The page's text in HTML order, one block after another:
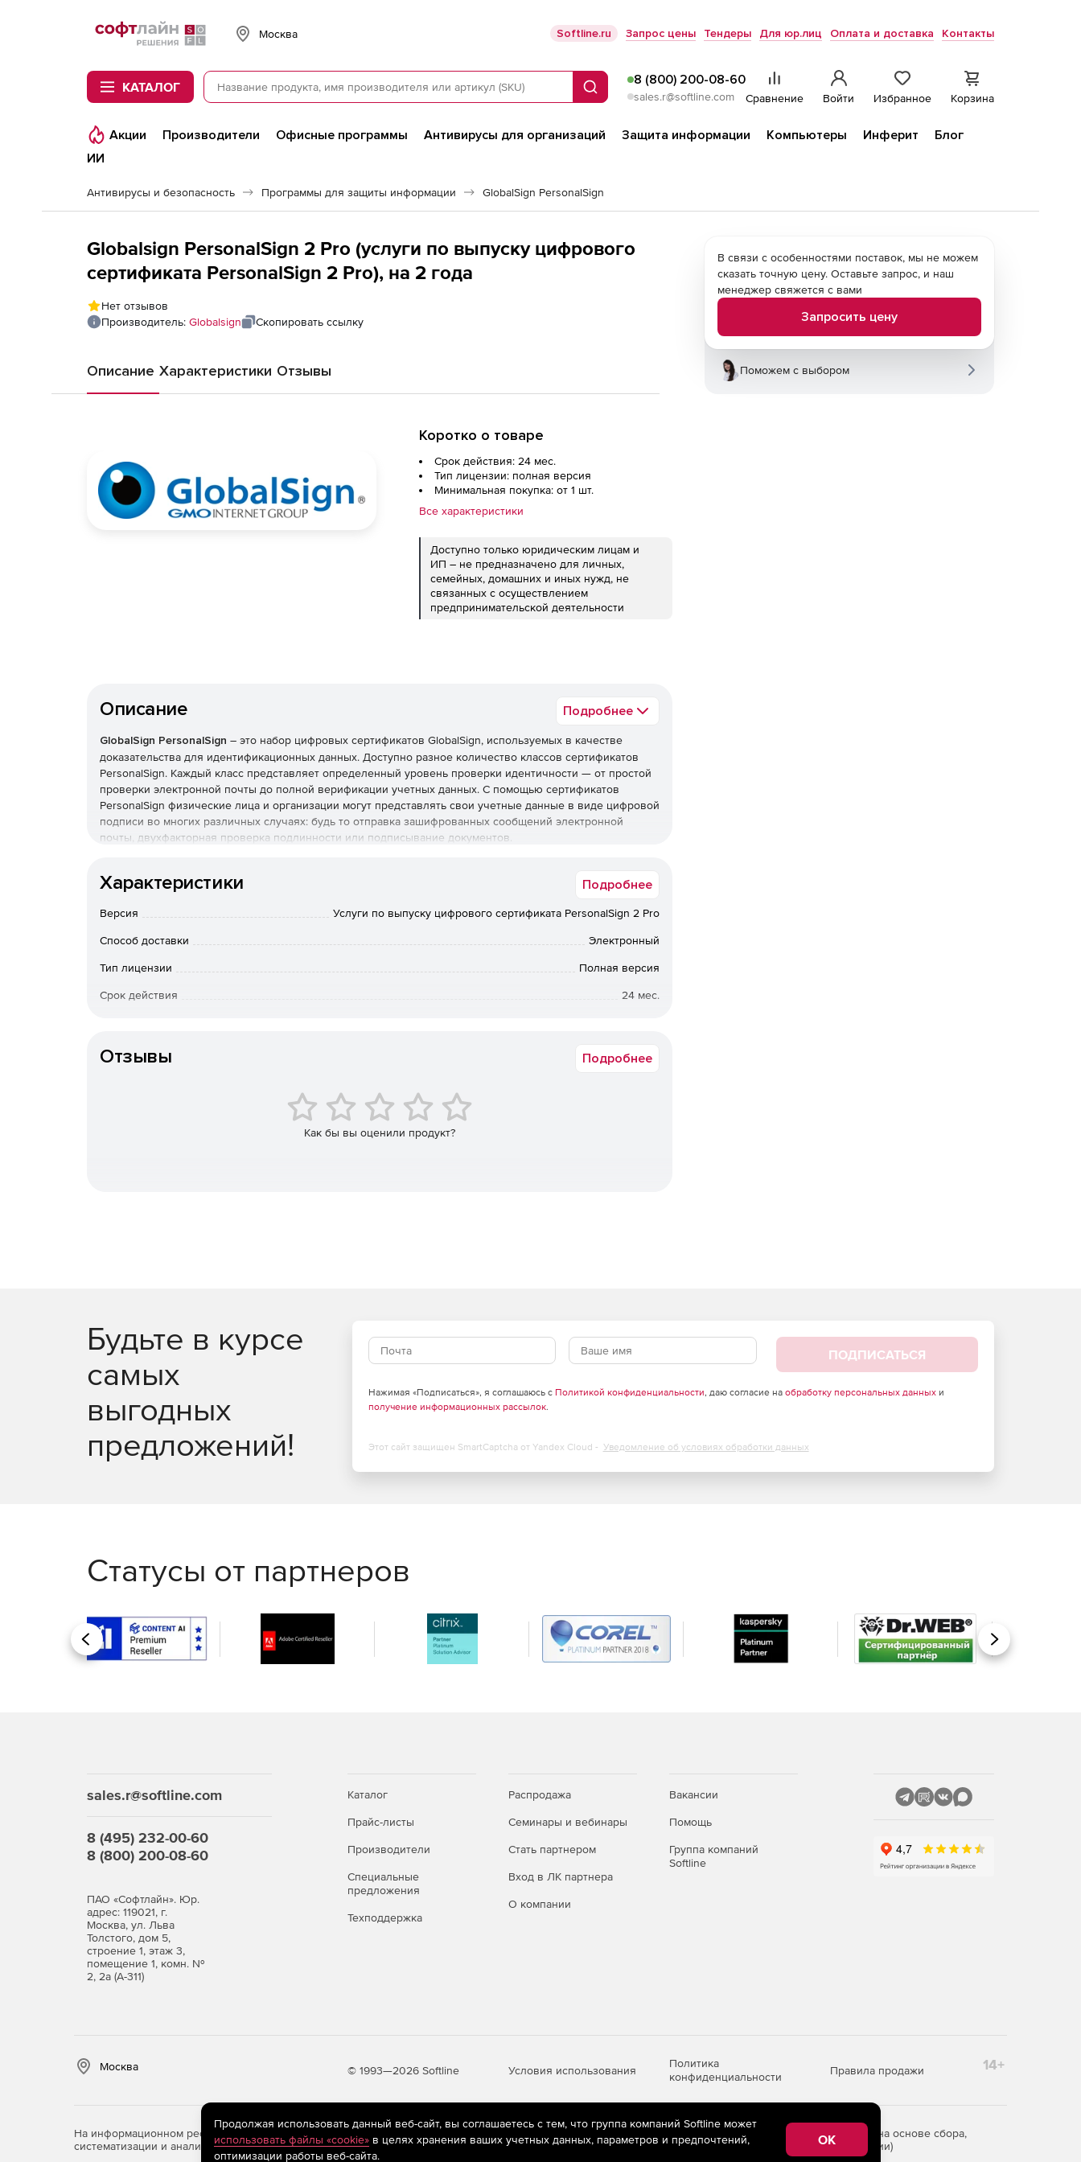
Softline
Москва Softline.ru Запрос цены Тендеры Для юр.лиц Оплата и доставка Контакты
КАТАЛОГ Поиск
8 (800) 200-08-60
sales.r@softline.com Сравнение Войти Избранное Корзина
Акции Производители Офисные программы Антивирусы для организаций Защита информации Компьютеры Инферит
Блог
ИИ
Антивирусы и безопасность Программы для защиты информации GlobalSign PersonalSign
Globalsign PersonalSign 2 Pro (услуги по выпуску цифрового
сертификата PersonalSign 2 Pro), на 2 года
Нет отзывов
Производитель: Globalsign Скопировать ссылку
Описание Характеристики Отзывы
Коротко о товаре
Срок действия: 24 мес.
Тип лицензии: полная версия
Минимальная покупка: от 1 шт.
Все характеристики
Доступно только юридическим лицам и
ИП – не предназначено для личных,
семейных, домашних и иных нужд, не
связанных с осуществлением
предпринимательской деятельности
Описание Подробнее
GlobalSign PersonalSign – это набор цифровых сертификатов GlobalSign, используемых в качестве
доказательства для идентификационных данных. Доступно разное количество классов сертификатов
PersonalSign. Каждый класс представляет определенный уровень проверки идентичности — от простой
проверки электронной почты до полной верификации учетных данных. С помощью сертификатов
PersonalSign физические лица и организации могут представлять свои учетные данные в виде цифровой
подписи во многих различных случаях: будь то отправка зашифрованных сообщений электронной
почты, двухфакторная проверка подлинности или подписывание документов.
Сертификаты PersonalSign компании GlobalSign могут использоваться в следующих случаях:
Защита электронной почты
подпись, чтобы защитить передаваемые данные и ограничить круг лиц, которые могут читать
сообщения. Эти сертификаты могут использовать приложения подобные Microsoft Outlook и другие
Проверка подлинности
службах. Сертификаты PersonalSign разрешены к использованию в различных онлайн-службах.
Характеристики Подробнее
Версия Услуги по выпуску цифрового сертификата PersonalSign 2 Pro
Способ доставки Электронный
Тип лицензии Полная версия
Срок действия 24 мес.
Отзывы Подробнее
Как бы вы оценили продукт?
В связи с особенностями поставок, мы не можем
сказать точную цену. Оставьте запрос, и наш
менеджер свяжется с вами
Запросить цену
Поможем с выбором
Будьте в курсе
самых
выгодных
предложений!
ПОДПИСАТЬСЯ
Нажимая «Подписаться», я соглашаюсь с Политикой конфиденциальности, даю согласие на обработку персональных данныхи
получение информационных рассылок.
Этот сайт защищен SmartCaptcha от Yandex Cloud - Уведомление об условиях обработки данных
Статусы от партнеров
Назад Вперед
sales.r@softline.com
8 (495) 232-00-60
8 (800) 200-08-60
ПАО «Софтлайн». Юр.
адрес: 119021, г.
Москва, ул. Льва
Толстого, дом 5,
строение 1, этаж 3,
помещение 1, комн. №
2, 2а (А-311)
Каталог
Прайс-листы
Производители
Специальные
предложения
Техподдержка
Распродажа
Семинары и вебинары
Стать партнером
Вход в ЛК партнера
О компании
Вакансии
Помощь
Группа компаний
Softline
Москва © 1993—2026 Softline Условия использования
Политика
конфиденциальности
Правила продажи 14+
На информационном ресурсе store.softline.ru применяются рекомендательные технологии
(информационные технологии предоставления информации на основе сбора,
систематизации и анализа сведений, относящихся к предпочтениям пользователей сети «Интернет», находящихся на территории Российской Федерации)
Продолжая использовать данный веб-сайт, вы соглашаетесь с тем, что группа компаний Softline может
использовать файлы «cookie»в целях хранения ваших учетных данных, параметров и предпочтений,
оптимизации работы веб-сайта.
OK